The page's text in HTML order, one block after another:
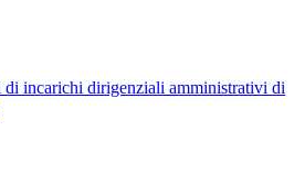
di incarichi dirigenziali amministrativi di